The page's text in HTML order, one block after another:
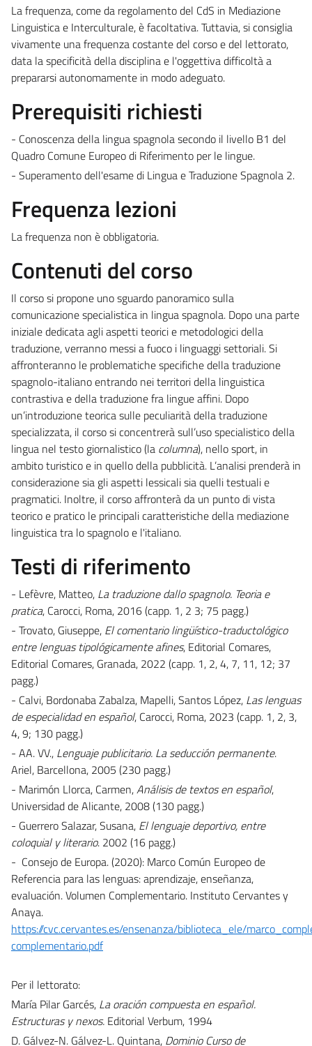
La frequenza, come da regolamento del CdS in Mediazione
Linguistica e Interculturale, è facoltativa. Tuttavia, si consiglia
vivamente una frequenza costante del corso e del lettorato,
data la specificità della disciplina e l'oggettiva difficoltà a
prepararsi autonomamente in modo adeguato.
Prerequisiti richiesti
- Conoscenza della lingua spagnola secondo il livello B1 del
Quadro Comune Europeo di Riferimento per le lingue.
- Superamento dell'esame di Lingua e Traduzione Spagnola 2.
Frequenza lezioni
La frequenza non è obbligatoria.
Contenuti del corso
Il corso si propone uno sguardo panoramico sulla
comunicazione specialistica in lingua spagnola. Dopo una parte
iniziale dedicata agli aspetti teorici e metodologici della
traduzione, verranno messi a fuoco i linguaggi settoriali. Si
affronteranno le problematiche specifiche della traduzione
spagnolo-italiano entrando nei territori della linguistica
contrastiva e della traduzione fra lingue affini. Dopo
un’introduzione teorica sulle peculiarità della traduzione
specializzata, il corso si concentrerà sull’uso specialistico della
lingua nel testo giornalistico (la columna), nello sport, in
ambito turistico e in quello della pubblicità. L’analisi prenderà in
considerazione sia gli aspetti lessicali sia quelli testuali e
pragmatici. Inoltre, il corso affronterà da un punto di vista
teorico e pratico le principali caratteristiche della mediazione
linguistica tra lo spagnolo e l'italiano.
Testi di riferimento
- Lefèvre, Matteo, La traduzione dallo spagnolo. Teoria e
pratica, Carocci, Roma, 2016 (capp. 1, 2 3; 75 pagg.)
- Trovato, Giuseppe, El comentario lingüístico-traductológico
entre lenguas tipológicamente afines, Editorial Comares,
Editorial Comares, Granada, 2022 (capp. 1, 2, 4, 7, 11, 12; 37
pagg.)
- Calvi, Bordonaba Zabalza, Mapelli, Santos López, Las lenguas
de especialidad en español, Carocci, Roma, 2023 (capp. 1, 2, 3,
4, 9; 130 pagg.)
- AA. VV., Lenguaje publicitario. La seducción permanente.
Ariel, Barcellona, 2005 (230 pagg.)
- Marimón Llorca, Carmen,Análisis de textos en español,
Universidad de Alicante, 2008 (130 pagg.)
- Guerrero Salazar, Susana, El lenguaje deportivo, entre
coloquial y literario. 2002 (16 pagg.)
- Consejo de Europa. (2020): Marco Común Europeo de
Referencia para las lenguas: aprendizaje, enseñanza,
evaluación. Volumen Complementario. Instituto Cervantes y
Anaya.
https://cvc.cervantes.es/ensenanza/biblioteca_ele/
complementario.pdf
Per il lettorato:
María Pilar Garcés, La oración compuesta en español.
Estructuras y nexos. Editorial Verbum, 1994
D. Gálvez-N. Gálvez-L. Quintana, Dominio Curso de